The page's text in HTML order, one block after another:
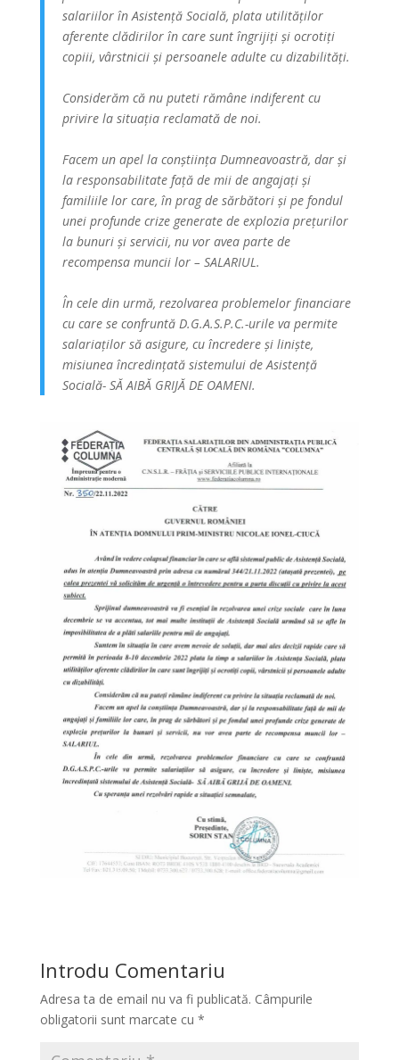
salariilor în Asistență Socială, plata utilităților
aferente clădirilor în care sunt îngrijiți și ocrotiți
copiii, vârstnicii și persoanele adulte cu dizabilități.
Considerăm că nu puteti rămâne indiferent cu
privire la situația reclamată de noi.
Facem un apel la conștiința Dumneavoastră, dar și
la responsabilitate față de mii de angajați și
familiile lor care, în prag de sărbători și pe fondul
unei profunde crize generate de explozia prețurilor
la bunuri și servicii, nu vor avea parte de
recompensa muncii lor – SALARIUL.
În cele din urmă, rezolvarea problemelor financiare
cu care se confruntă D.G.A.S.P.C.-urile va permite
salariaților să asigure, cu încredere și liniște,
misiunea încredințată sistemului de Asistență
Socială- SĂ AIBĂ GRIJĂ DE OAMENI.
Introdu Comentariu
Adresa ta de email nu va fi publicată. Câmpurile
obligatorii sunt marcate cu *